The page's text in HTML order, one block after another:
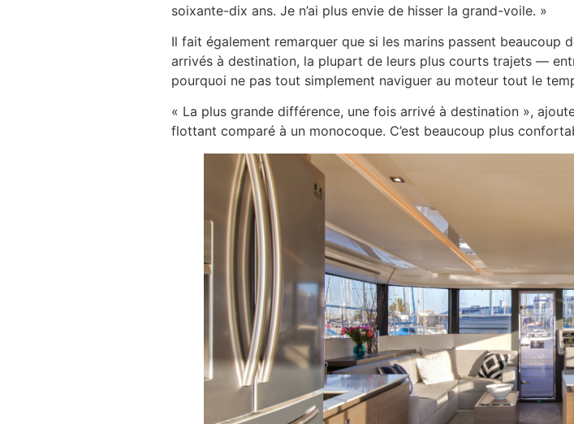
soixante-dix ans. Je n’ai plus envie de hisser la grand-voile. »
Il fait également remarquer que si les marins passent beaucoup
arrivés à destination, la plupart de leurs plus courts trajets —
pourquoi ne pas tout simplement naviguer au moteur tout le
« La plus grande différence, une fois arrivé à destination »,
flottant comparé à un monocoque. C’est beaucoup plus